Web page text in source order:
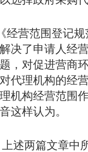
经营范围登记
决了申请人经
，对促进营商
代理机构的经
机构经营范围
这样认为。
上述两篇文章